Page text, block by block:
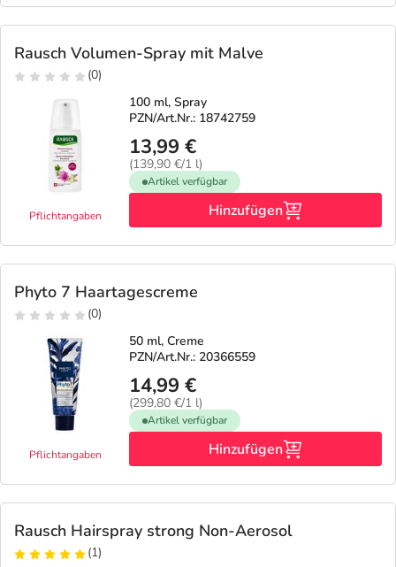
Rausch Volumen-Spray mit Malve
(0)
Pflichtangaben
100 ml, Spray
PZN/Art.Nr.: 18742759
13,99 €
(139,90 €/1 l)
Artikel verfügbar
Hinzufügen
Phyto 7 Haartagescreme
(0)
Pflichtangaben
50 ml, Creme
PZN/Art.Nr.: 20366559
14,99 €
(299,80 €/1 l)
Artikel verfügbar
Hinzufügen
Rausch Hairspray strong Non-Aerosol
(1)